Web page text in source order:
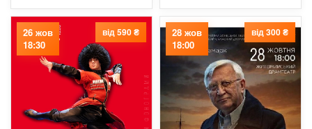
26 жов
18:30
від 590 ₴
28 жов
18:00
від 300 ₴